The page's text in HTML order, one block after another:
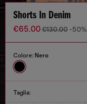
Shorts In Denim
€65.00€130.00 -50%
Colore: Nero
Taglia: